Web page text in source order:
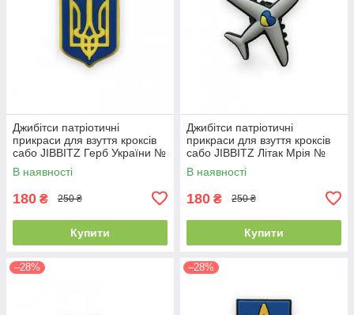
Джибітси патріотичні
прикраси для взуття кроксів
сабо JIBBITZ Герб України №
501
В наявності
180 ₴ 250 ₴
Купити
Джибітси патріотичні
прикраси для взуття кроксів
сабо JIBBITZ Літак Мрія №
504
В наявності
180 ₴ 250 ₴
Купити
–28% –28%